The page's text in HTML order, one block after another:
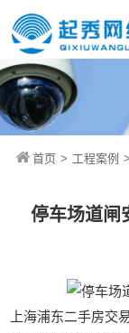
首页 > 工程案例 >
停车场道闸
上海浦东二手房交